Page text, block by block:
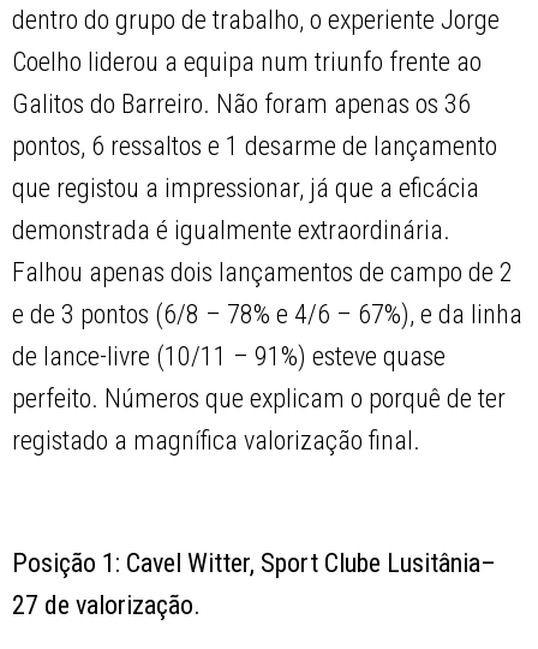
dentro do grupo de trabalho, o experiente Jorge
Coelho liderou a equipa num triunfo frente ao
Galitos do Barreiro. Não foram apenas os 36
pontos, 6 ressaltos e 1 desarme de lançamento
que registou a impressionar, já que a eficácia
demonstrada é igualmente extraordinária.
Falhou apenas dois lançamentos de campo de 2
e de 3 pontos (6/8 – 78% e 4/6 – 67%), e da linha
de lance-livre (10/11 – 91%) esteve quase
perfeito. Números que explicam o porquê de ter
registado a magnífica valorização final.
Posição 1: Cavel Witter, Sport Clube Lusitânia–
27 de valorização.